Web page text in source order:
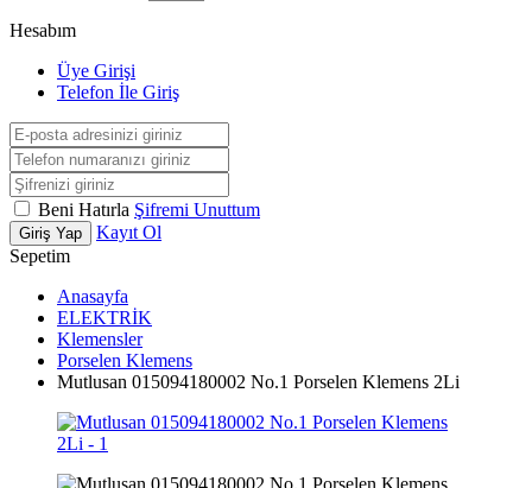
Hesabım
Üye Girişi
Telefon İle Giriş
Beni Hatırla Şifremi Unuttum
Giriş Yap
Kayıt Ol
Sepetim
Anasayfa
ELEKTRİK
Klemensler
Porselen Klemens
Mutlusan 015094180002 No.1 Porselen Klemens 2Li